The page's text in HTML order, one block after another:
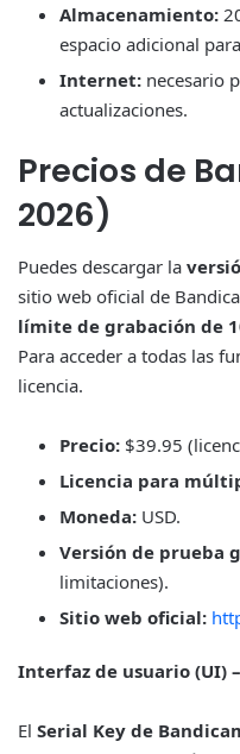
Almacenamiento:
espacio adicional
Internet: necesario
actualizaciones.
Precios de
2026)
Puedes descargar la
sitio web oficial de
límite de grabación de
Para acceder a todas las
licencia.
Precio: $39.95
Licencia para
Moneda: USD.
Versión de prueba
limitaciones).
Sitio web oficial:
Interfaz de usuario (UI)
El Serial Key de